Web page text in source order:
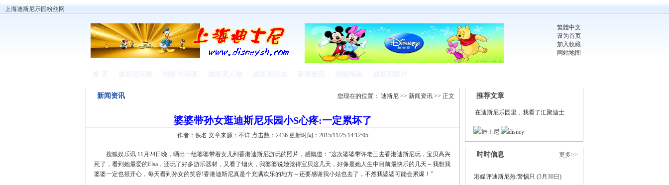
上海迪斯尼乐园粉丝网
繁體中文
设为首页
加入收藏
网站地图
新闻资讯 您现在的位置： 迪斯尼 >> 新闻资讯 >> 正文
婆婆带孙女逛迪斯尼乐园小S心疼:一定累坏了
作者：佚名 文章来源： 不详 点击数：2436 更新时间：2015/11/25 14:12:05
搜狐娱乐讯 11月24日晚，晒出一组婆婆带着女儿到香港迪斯尼游玩的照片，感慨道：“这次婆婆带许老三去香港迪斯尼玩，宝贝高兴
死了，看到她最爱的Elsa，还玩了好多游乐器材，又看了烟火，我婆婆说她觉得宝贝这几天，好像是她人生中目前最快乐的几天～我想我
婆婆一定也很开心，每天看到孙女的笑容!香港迪斯尼真是个充满欢乐的地方～还要感谢我小姑也去了，不然我婆婆可能会累爆！”
推荐文章
在迪斯尼乐园里，我看了汇聚迪士
迪士尼 disney
时时信息 更多>>
港媒评迪斯尼热:警惕只 (3月30日)